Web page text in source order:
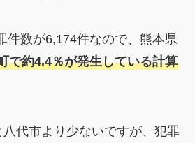
件数が6,174件なので、熊本県
で約4.4％が発生している計算
代市より少ないですが、犯罪